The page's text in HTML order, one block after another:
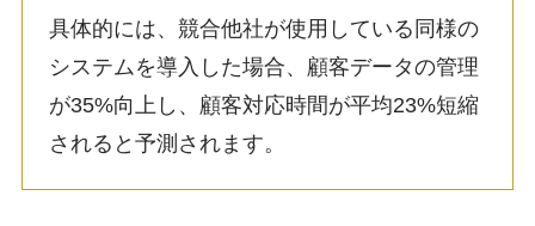
具体的には、競合他社が使用している同様の
システムを導入した場合、顧客データの管理
が35%向上し、顧客対応時間が平均23%短縮
されると予測されます。